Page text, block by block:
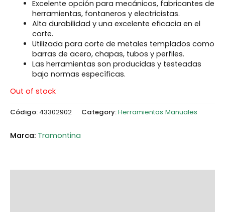
Excelente opción para mecánicos, fabricantes de
herramientas, fontaneros y electricistas.
Alta durabilidad y una excelente eficacia en el
corte.
Utilizada para corte de metales templados como
barras de acero, chapas, tubos y perfiles.
Las herramientas son producidas y testeadas
bajo normas específicas.
Out of stock
Código:43302902 Category:Herramientas Manuales
Tramontina